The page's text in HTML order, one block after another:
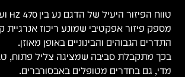
מספק פיזור אפקטיבי שמונע ריכוז אנרגיית
התדרים הגבוהים והבינוניים באופן מאוזן.
בכך מתקבלת סביבה שמציגה צליל פתוח,
מדי, גם בחדרים מטופלים באבסורברים.